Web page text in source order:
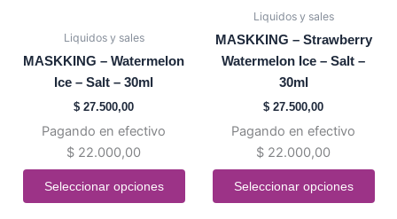
Liquidos y sales
MASKKING – Watermelon
Ice – Salt – 30ml
$ 27.500,00
Pagando en efectivo
$ 22.000,00
Seleccionar opciones
múltiples
se
pueden
elegir
la
Liquidos y sales
MASKKING – Strawberry
Watermelon Ice – Salt –
30ml
$ 27.500,00
Pagando en efectivo
$ 22.000,00
Seleccionar opciones
tiene
se
pueden
elegir
la